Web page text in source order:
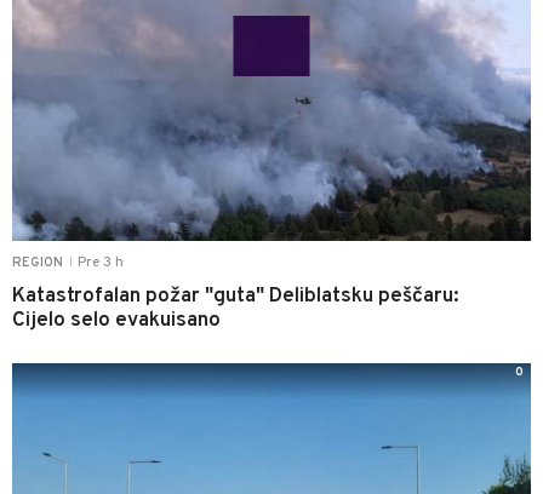
REGION Pre 3 h
Katastrofalan požar "guta" Deliblatsku peščaru:
Cijelo selo evakuisano
0